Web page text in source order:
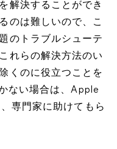
解決することができ
のは難しいので、こ
のトラブルシューテ
れらの解決方法のい
くのに役立つことを
ない場合は、Apple
専門家に助けてもら